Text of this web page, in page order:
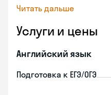
Читать дальше
Услуги и цены
Английский язык
Подготовка к ЕГЭ/ОГЭ